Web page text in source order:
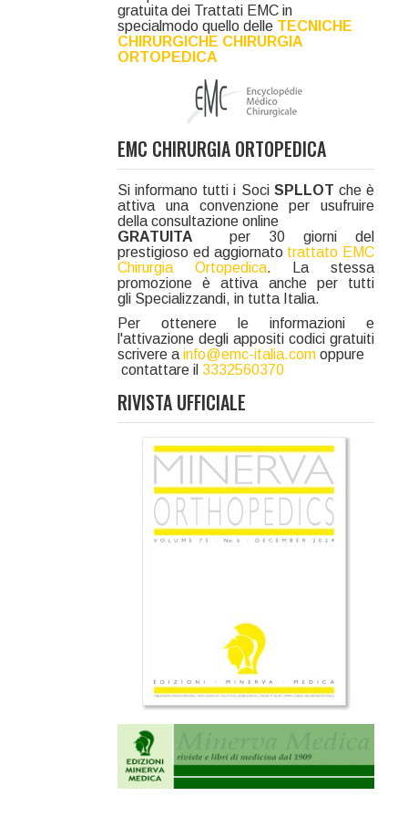
gratuita dei Trattati EMC in
specialmodo quello delle TECNICHE
CHIRURGICHE CHIRURGIA
ORTOPEDICA
EMC CHIRURGIA ORTOPEDICA
Si informano tutti i Soci SPLLOT che è
attiva una convenzione per usufruire
della consultazione online
GRATUITA per 30 giorni del
prestigioso ed aggiornato trattato EMC
Chirurgia Ortopedica. La stessa
promozione è attiva anche per tutti
gli Specializzandi, in tutta Italia.
Per ottenere le informazioni e
l'attivazione degli appositi codici gratuiti
scrivere a info@emc-italia.com oppure
contattare il 3332560370
RIVISTA UFFICIALE